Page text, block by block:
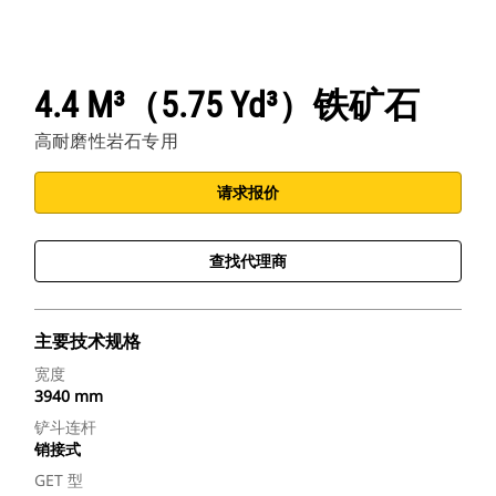
4.4 M³（5.75 Yd³）铁矿石
高耐磨性岩石专用
请求报价
查找代理商
主要技术规格
宽度
3940 mm
铲斗连杆
销接式
GET 型